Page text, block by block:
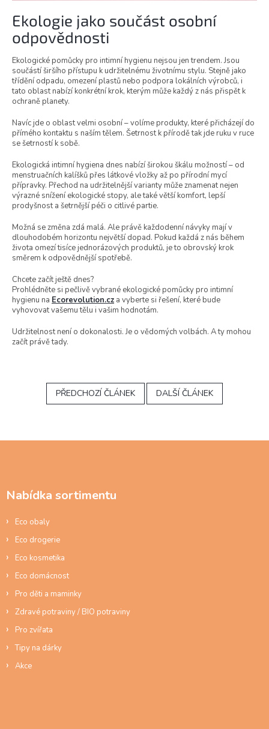
Ekologie jako součást osobní
odpovědnosti
Ekologické pomůcky pro intimní hygienu nejsou jen trendem. Jsou
součástí širšího přístupu k udržitelnému životnímu stylu. Stejně jako
třídění odpadu, omezení plastů nebo podpora lokálních výrobců, i
tato oblast nabízí konkrétní krok, kterým může každý z nás přispět k
ochraně planety.
Navíc jde o oblast velmi osobní – volíme produkty, které přicházejí do
přímého kontaktu s naším tělem. Šetrnost k přírodě tak jde ruku v ruce
se šetrností k sobě.
Ekologická intimní hygiena dnes nabízí širokou škálu možností – od
menstruačních kalíšků přes látkové vložky až po přírodní mycí
přípravky. Přechod na udržitelnější varianty může znamenat nejen
výrazné snížení ekologické stopy, ale také větší komfort, lepší
prodyšnost a šetrnější péči o citlivé partie.
Možná se změna zdá malá. Ale právě každodenní návyky mají v
dlouhodobém horizontu největší dopad. Pokud každá z nás během
života omezí tisíce jednorázových produktů, je to obrovský krok
směrem k odpovědnější spotřebě.
Chcete začít ještě dnes?
Prohlédněte si pečlivě vybrané ekologické pomůcky pro intimní
hygienu na Ecorevolution.cz a vyberte si řešení, které bude
vyhovovat vašemu tělu i vašim hodnotám.
Udržitelnost není o dokonalosti. Je o vědomých volbách. A ty mohou
začít právě tady.
PŘEDCHOZÍ ČLÁNEK DALŠÍ ČLÁNEK
Nabídka sortimentu
Eco obaly
Eco drogerie
Eco kosmetika
Eco domácnost
Pro děti a maminky
Zdravé potraviny / BIO potraviny
Pro zvířata
Tipy na dárky
Akce